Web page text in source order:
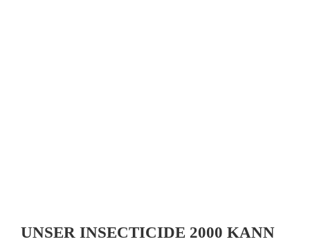
UNSER INSECTICIDE 2000 KANN